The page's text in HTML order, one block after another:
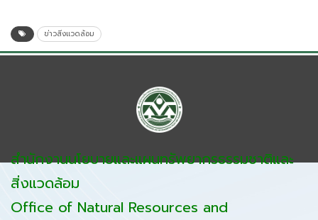
ข่าวสิ่งแวดล้อม
สำนักงานนโยบายและแผนทรัพยากรธรรมชาติและ
สิ่งแวดล้อม
Office of Natural Resources and